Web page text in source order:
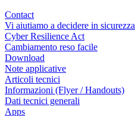
Contact
Vi aiutiamo a decidere in sicurezza
Cyber Resilience Act
Cambiamento reso facile
Download
Note applicative
Articoli tecnici
Informazioni (Flyer / Handouts)
Dati tecnici generali
Apps